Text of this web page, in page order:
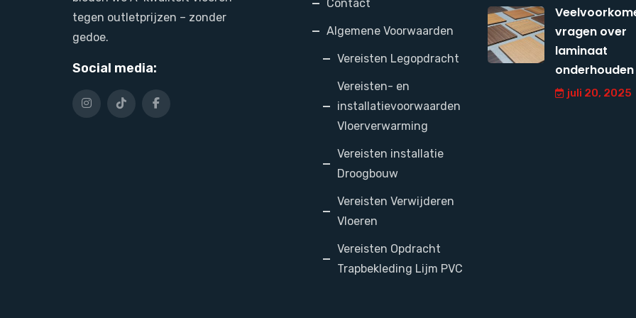
tegen outletprijzen – zonder
gedoe.
Social media:
Contact
Algemene Voorwaarden
Vereisten Legopdracht
Vereisten- en
installatievoorwaarden
Vloerverwarming
Vereisten installatie
Droogbouw
Vereisten Verwijderen
Vloeren
Vereisten Opdracht
Trapbekleding Lijm PVC
vragen over
laminaat
onderhouden
juli 20, 2025